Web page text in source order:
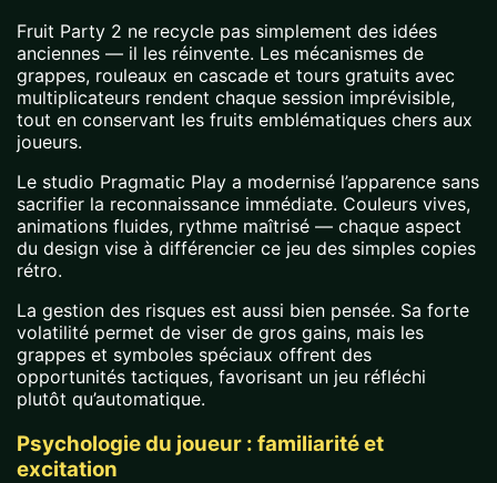
Fruit Party 2 ne recycle pas simplement des idées
anciennes — il les réinvente. Les mécanismes de
grappes, rouleaux en cascade et tours gratuits avec
multiplicateurs rendent chaque session imprévisible,
tout en conservant les fruits emblématiques chers aux
joueurs.
Le studio Pragmatic Play a modernisé l’apparence sans
sacrifier la reconnaissance immédiate. Couleurs vives,
animations fluides, rythme maîtrisé — chaque aspect
du design vise à différencier ce jeu des simples copies
rétro.
La gestion des risques est aussi bien pensée. Sa forte
volatilité permet de viser de gros gains, mais les
grappes et symboles spéciaux offrent des
opportunités tactiques, favorisant un jeu réfléchi
plutôt qu’automatique.
Psychologie du joueur : familiarité et
excitation